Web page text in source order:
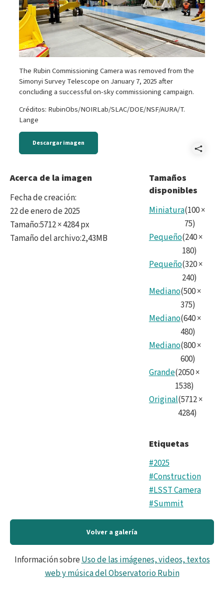
The Rubin Commissioning Camera was removed from the
Simonyi Survey Telescope on January 7, 2025 after
concluding a successful on-sky commissioning campaign.
Créditos: RubinObs/NOIRLab/SLAC/DOE/NSF/AURA/T.
Lange
Descargar imagen
Acerca de la imagen
Fecha de creación:
22 de enero de 2025
Tamaño:5712 × 4284 px
Tamaño del archivo:2,43MB
Tamaños
disponibles
Miniatura(100×
75)
Pequeño(240×
180)
Pequeño(320×
240)
Mediano(500×
375)
Mediano(640×
480)
Mediano(800×
600)
Grande(2050×
1538)
Original(5712×
4284)
Etiquetas
#2025
#Construction
#LSST Camera
#Summit
Volver a galería
Información sobreUso de las imágenes, videos, textos
web y música del Observatorio Rubin